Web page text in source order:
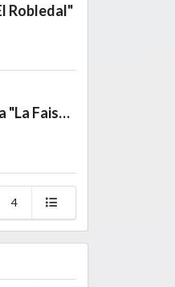
Robledal"
Torneo de Clubes sin Campo Entre Semana "La Faisanera"
4